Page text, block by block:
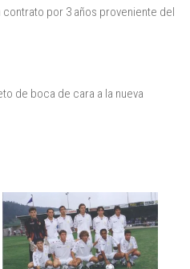
contrato por 3 años proveniente del
de boca de cara a la nueva